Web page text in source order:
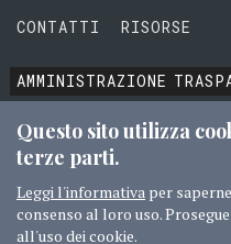
CONTATTI RISORSE
AMMINISTRAZIONE
COOKIE
TERMINI E
© 2016 MIBACT TUTTI I
Questo sito utilizza
terze parti.
Leggi l'informativa per
consenso al loro uso.
all'uso dei cookie.